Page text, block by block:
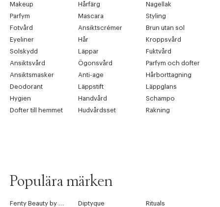
Makeup Hårfärg
Nagellak
Parfym
Mascara
Styling
Fotvård
Ansiktscrémer
Brun utan sol
Eyeliner
Hår
Kroppsvård
Solskydd
Läppar
Fuktvård
Ansiktsvård
Ögonsvård
Parfym och dofter
Ansiktsmasker
Anti-age
Hårborttagning
Deodorant
Läppstift
Läppglans
Hygien
Handvård
Schampo
Dofter till hemmet
Hudvårdsset Rakning
Populära märken
Diptyque
Rituals